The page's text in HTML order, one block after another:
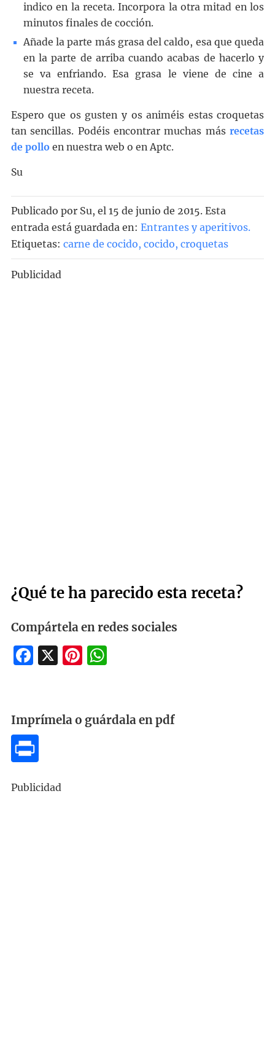
indico en la receta. Incorpora la otra mitad en los
minutos finales de cocción.
Añade la parte más grasa del caldo, esa que queda
en la parte de arriba cuando acabas de hacerlo y
se va enfriando. Esa grasa le viene de cine a
nuestra receta.
Espero que os gusten y os animéis estas croquetas
tan sencillas. Podéis encontrar muchas másrecetas
de polloen nuestra web o en Aptc.
Su
Publicado por Su, el 15 de junio de 2015. Esta
entrada está guardada en: Entrantes y aperitivos.
Etiquetas: carne de cocido, cocido, croquetas
Publicidad
¿Qué te ha parecido esta receta?
Compártela en redes sociales
Facebook
X Pinterest
WhatsApp
Imprímela o guárdala en pdf
Publicidad